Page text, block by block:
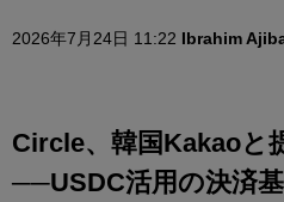
2026年7月24日 11:22 Ibrahim
Circle、韓国Kakaoと
──USDC活用の決済